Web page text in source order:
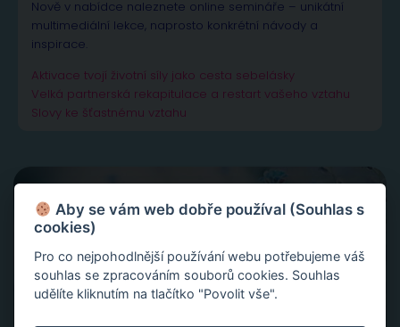
Nově v nabídce naleznete online semináře – unikátní
multimediální lekce, naprosto konkrétní návody a
inspirace.
Aktivace tvojí životní síly jako cesta sebelásky
Velká partnerská rekapitulace a restart vašeho vztahu
Slovy ke šťastnému vztahu
Aby se vám web dobře používal (Souhlas s
cookies)
Pro co nejpohodlnější používání webu potřebujeme váš
souhlas se zpracováním souborů cookies. Souhlas
udělíte kliknutím na tlačítko "Povolit vše".